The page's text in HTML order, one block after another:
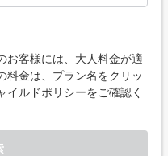
お客様には、大人料金が適
料金は、プラン名をクリッ
イルドポリシーをご確認く